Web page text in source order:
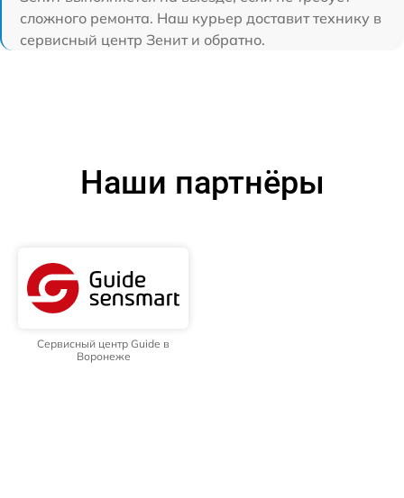
сложного ремонта. Наш курьер доставит технику в
сервисный центр Зенит и обратно.
Наши партнёры
Сервисный центр Guide в
Воронеже